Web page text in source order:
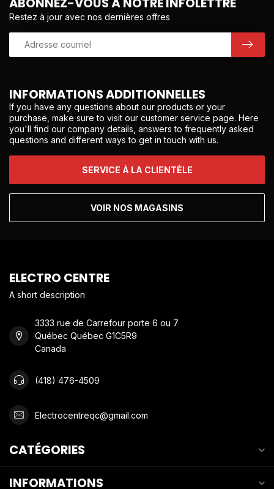
INFORMATIONS ADDITIONNELLES
If you have any questions about our products or your
purchase, make sure to visit our customer service page. Here
you'll find our company details, answers to frequently asked
questions and different ways to get in touch with us.
SERVICE À LA CLIENTÈLE
VOIR NOS MAGASINS
Restez à jour avec nos dernières offres
ELECTRO CENTRE
A short description
3333 rue de Carrefour porte 6 ou 7
Québec Québec G1C5R9
Canada
(418) 476-4509
Electrocentreqc@gmail.com
CATÉGORIES
INFORMATIONS